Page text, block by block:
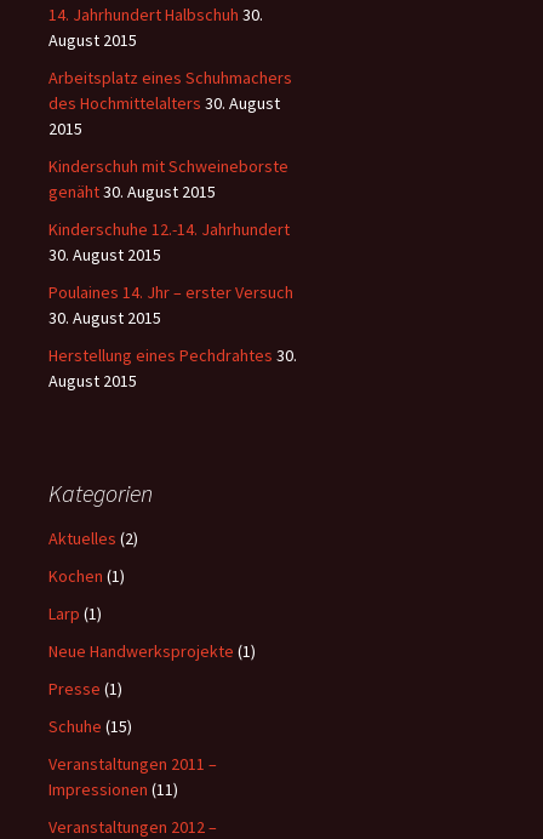
14. Jahrhundert Halbschuh 30.
August 2015
Arbeitsplatz eines Schuhmachers
des Hochmittelalters 30. August
2015
Kinderschuh mit Schweineborste
genäht30. August 2015
Kinderschuhe 12.-14. Jahrhundert
30. August 2015
Poulaines 14. Jhr – erster Versuch
30. August 2015
Herstellung eines Pechdrahtes 30.
August 2015
Kategorien
Aktuelles (2)
Kochen (1)
Larp (1)
Neue Handwerksprojekte (1)
Presse (1)
Schuhe (15)
Veranstaltungen 2011 –
Impressionen (11)
Veranstaltungen 2012 –